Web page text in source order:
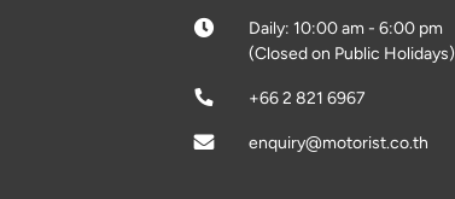
Daily: 10:00 am - 6:00 pm
(Closed on Public Holidays)
+66 2 821 6967
enquiry@motorist.co.th